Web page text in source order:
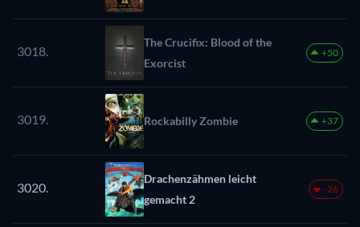
3018.
The Crucifix: Blood of the
Exorcist
+50
3019. Rockabilly Zombie +37
3020.
Drachenzähmen leicht
gemacht 2
-26